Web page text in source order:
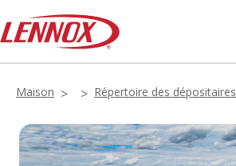
Maison Répertoire des dépositaires